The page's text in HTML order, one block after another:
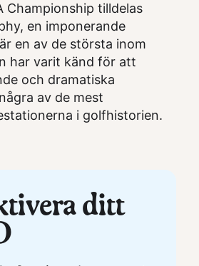
Championship tilldelas
en imponerande
en av de största inom
har varit känd för att
och dramatiska
av de mest
i golfhistorien.
ditt